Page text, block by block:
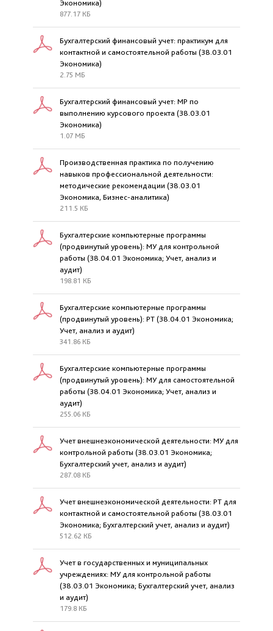
Экономика)
877.17 КБ
Бухгалтерский финансовый учет: практикум для
контактной и самостоятельной работы (38.03.01
Экономика)
2.75 МБ
Бухгалтерский финансовый учет: МР по
выполнению курсового проекта (38.03.01
Экономика)
1.07 МБ
Производственная практика по получению
навыков профессиональной деятельности:
методические рекомендации (38.03.01
Экономика, Бизнес-аналитика)
211.5 КБ
Бухгалтерские компьютерные программы
(продвинутый уровень): МУ для контрольной
работы (38.04.01 Экономика; Учет, анализ и
аудит)
198.81 КБ
Бухгалтерские компьютерные программы
(продвинутый уровень): РТ (38.04.01 Экономика;
Учет, анализ и аудит)
341.86 КБ
Бухгалтерские компьютерные программы
(продвинутый уровень): МУ для самостоятельной
работы (38.04.01 Экономика; Учет, анализ и
аудит)
255.06 КБ
Учет внешнеэкономической деятельности: МУ для
контрольной работы (38.03.01 Экономика;
Бухгалтерский учет, анализ и аудит)
287.08 КБ
Учет внешнеэкономической деятельности: РТ для
контактной и самостоятельной работы (38.03.01
Экономика; Бухгалтерский учет, анализ и аудит)
512.62 КБ
Учет в государственных и муниципальных
учреждениях: МУ для контрольной работы
(38.03.01 Экономика; Бухгалтерский учет, анализ
и аудит)
179.8 КБ